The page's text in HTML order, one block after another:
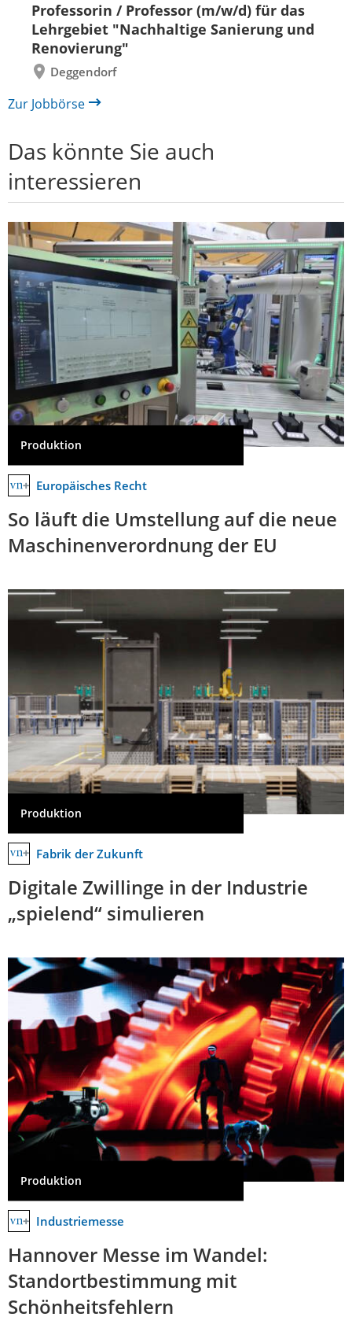
Professorin / Professor (m/w/d) für das
Lehrgebiet "Nachhaltige Sanierung und
Renovierung"
Deggendorf
zurück
Zur Jobbörse
Das könnte Sie auch
interessieren
Produktion
Europäisches Recht
So läuft die Umstellung auf die neue
Maschinenverordnung der EU
Produktion
Fabrik der Zukunft
Digitale Zwillinge in der Industrie
„spielend“ simulieren
Produktion
Industriemesse
Hannover Messe im Wandel:
Standortbestimmung mit
Schönheitsfehlern